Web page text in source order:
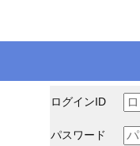
ログインID
パスワード